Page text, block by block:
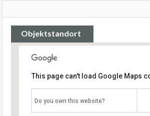
Objektstandort
This page can't load Google Maps
Do you own this website?